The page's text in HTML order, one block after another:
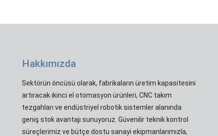
Hakkımızda
Sektörün öncüsü olarak, fabrikaların üretim kapasitesini
artıracak ikinci el otomasyon ürünleri, CNC takım
tezgahları ve endüstriyel robotik sistemler alanında
geniş stok avantajı sunuyoruz. Güvenilir teknik kontrol
süreçlerimiz ve bütçe dostu sanayi ekipmanlarımızla,